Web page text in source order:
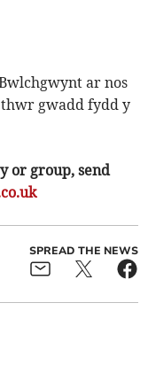
ar nos
gwadd fydd y
or group, send
SPREAD THE NEWS